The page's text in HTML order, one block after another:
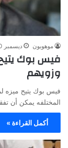
موهوبون ديسمبر 10, 2025
فيس بوك
وزويهم
فيس بوك يتيح ميزه
المختلفه يمكن أن
أكمل القراءة »